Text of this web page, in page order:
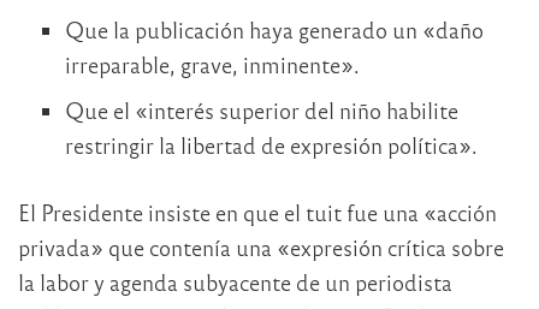
Que la publicación haya generado un «daño
irreparable, grave, inminente».
Que el «interés superior del niño habilite
restringir la libertad de expresión política».
El Presidente insiste en que el tuit fue una «acción
privada» que contenía una «expresión crítica sobre
la labor y agenda subyacente de un periodista